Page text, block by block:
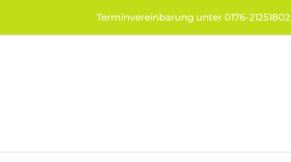
Terminvereinbarung unter 0176-21251802